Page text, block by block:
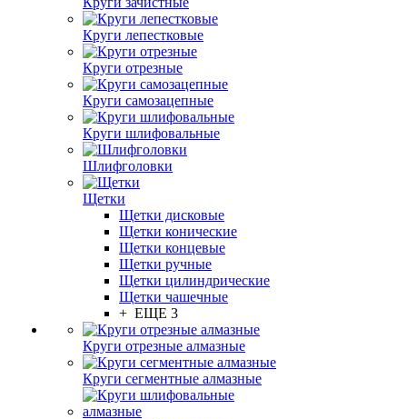
Круги лепестковые
Круги отрезные
Круги самозацепные
Круги шлифовальные
Шлифголовки
Щетки
Щетки дисковые
Щетки конические
Щетки концевые
Щетки ручные
Щетки цилиндрические
Щетки чашечные
+ ЕЩЕ 3
Круги отрезные алмазные
Круги сегментные алмазные